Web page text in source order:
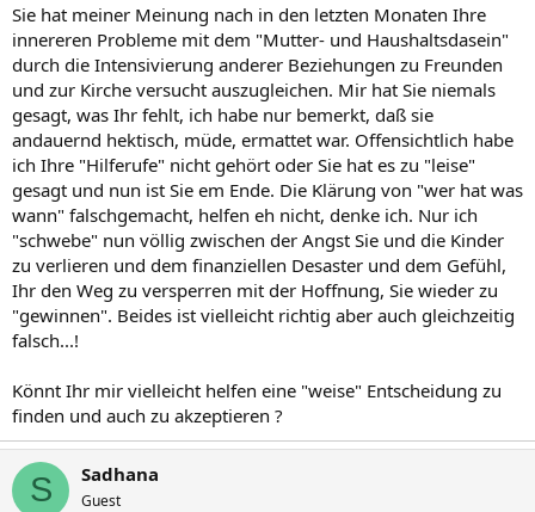
Sie hat meiner Meinung nach in den letzten Monaten Ihre
innereren Probleme mit dem "Mutter- und Haushaltsdasein"
durch die Intensivierung anderer Beziehungen zu Freunden
und zur Kirche versucht auszugleichen. Mir hat Sie niemals
gesagt, was Ihr fehlt, ich habe nur bemerkt, daß sie
andauernd hektisch, müde, ermattet war. Offensichtlich habe
ich Ihre "Hilferufe" nicht gehört oder Sie hat es zu "leise"
gesagt und nun ist Sie em Ende. Die Klärung von "wer hat was
wann" falschgemacht, helfen eh nicht, denke ich. Nur ich
"schwebe" nun völlig zwischen der Angst Sie und die Kinder
zu verlieren und dem finanziellen Desaster und dem Gefühl,
Ihr den Weg zu versperren mit der Hoffnung, Sie wieder zu
"gewinnen". Beides ist vielleicht richtig aber auch gleichzeitig
falsch...!
Könnt Ihr mir vielleicht helfen eine "weise" Entscheidung zu
finden und auch zu akzeptieren ?
S Sadhana
Guest